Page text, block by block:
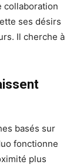
collaboration
ses désirs
Il cherche à
basés sur
fonctionne
plus